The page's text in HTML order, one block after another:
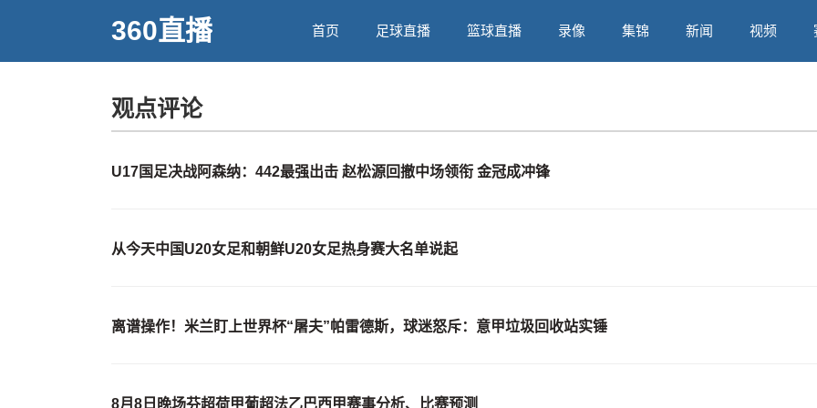
360直播 首页 足球直播 篮球直播 录像 集锦 新闻 视频
观点评论
U17国足决战阿森纳：442最强出击 赵松源回撤中场领衔 金冠成冲锋
从今天中国U20女足和朝鲜U20女足热身赛大名单说起
离谱操作！米兰盯上世界杯“屠夫”帕雷德斯，球迷怒斥：意甲垃圾回收站实锤
8月8日晚场芬超荷甲葡超法乙巴西甲赛事分析、比赛预测